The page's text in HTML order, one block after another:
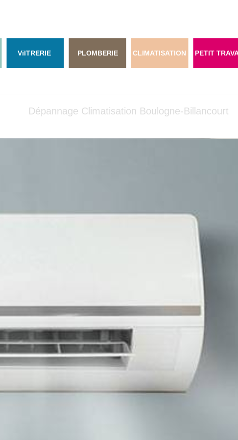
ViITRERIE PLOMBERIE CLIMATISATION PETIT
Dépannage Climatisation Boulogne-Billancourt